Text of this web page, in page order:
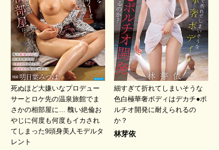
死ぬほど大嫌いなプロデュー
サーとロケ先の温泉旅館でま
さかの相部屋に… 醜い絶倫お
やじに何度も何度もイカされ
てしまった9頭身美人モデルタ
レント
細すぎて折れてしまいそうな
色白極華奢ボディはデカチ●ポ
ルチオ開発に耐えられるの
か？
林芽依